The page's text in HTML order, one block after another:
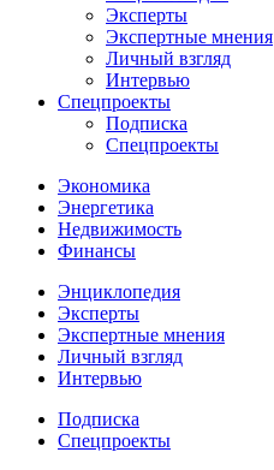
Эксперты
Экспертные мнения
Личный взгляд
Интервью
Спецпроекты
Подписка
Спецпроекты
Экономика
Энергетика
Недвижимость
Финансы
Энциклопедия
Эксперты
Экспертные мнения
Личный взгляд
Интервью
Подписка
Спецпроекты